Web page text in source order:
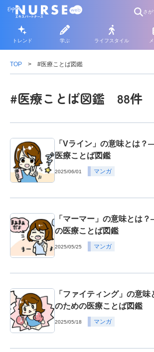
さが
トレンド 学ぶ ライフスタイル
TOP #医療ことば図鑑
#医療ことば図鑑 88件
「Vライン」の意味とは
医療ことば図鑑
2025/06/01 マンガ
「マーマー」の意味とは
の医療ことば図鑑
2025/05/25 マンガ
「ファイティング」の意
のための医療ことば図鑑
2025/05/18 マンガ